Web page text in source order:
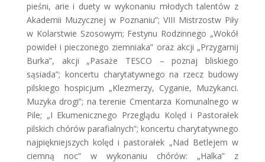
pieśni, arie i duety w wykonaniu młodych talentów z
Akademii Muzycznej w Poznaniu”; VIII Mistrzostw Piły
w Kolarstwie Szosowym; Festynu Rodzinnego „Wokół
powideł i pieczonego ziemniaka” oraz akcji „Przygarnij
Burka”, akcji „Pasaże TESCO – poznaj bliskiego
sąsiada”; koncertu charytatywnego na rzecz budowy
pilskiego hospicjum „Klezmerzy, Cyganie, Muzykanci.
Muzyka drogi”; na terenie Cmentarza Komunalnego w
Pile; „I Ekumenicznego Przeglądu Kolęd i Pastorałek
pilskich chórów parafialnych”; koncertu charytatywnego
najpiękniejszych kolęd i pastorałek „Nad Betlejem w
ciemną noc” w wykonaniu chórów: „Halka” z